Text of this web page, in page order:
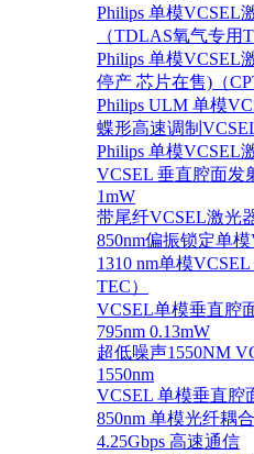
Philips 单模VCSEL
（TDLAS氧气专用
Philips 单模VCSEL
停产 芯片在售)（
Philips ULM 单模
蝶形高速调制
Philips 单模VCSEL
VCSEL 垂直腔面发
1mW
带尾纤VCSEL激光
850nm偏振锁定单
1310 nm单模
TEC）
VCSEL单模垂直腔
795nm 0.13mW
超低噪声1550NM
1550nm
VCSEL 单模垂直腔
850nm 单模光纤耦
4.25Gbps 高速通信